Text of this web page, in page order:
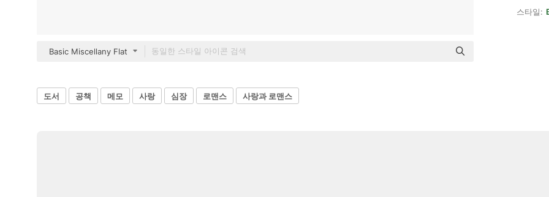
Basic Miscellany Flat
스타일:
도서 공책 메모 사랑 심장 로맨스 사랑과 로맨스